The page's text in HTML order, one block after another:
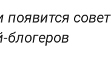
появится совет
блогеров